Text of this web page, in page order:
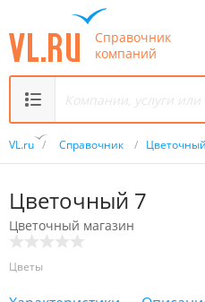
Справочник
компаний
VL.ru / Справочник /
Цветочный 7
Цветочный магазин
Цветы